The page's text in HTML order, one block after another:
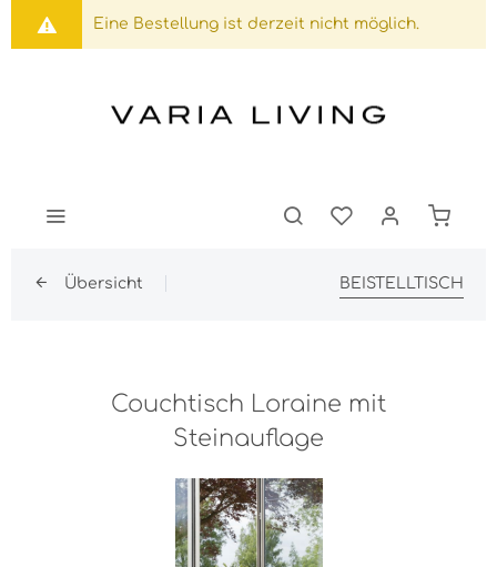
Eine Bestellung ist derzeit nicht möglich.
Übersicht BEISTELLTISCH
Couchtisch Loraine mit
Steinauflage